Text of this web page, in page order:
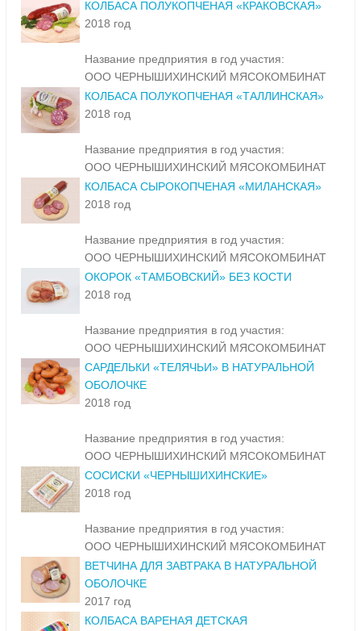
КОЛБАСА ПОЛУКОПЧЕНАЯ «КРАКОВСКАЯ»
2018 год
Название предприятия в год участия:
ООО ЧЕРНЫШИХИНСКИЙ МЯСОКОМБИНАТ
КОЛБАСА ПОЛУКОПЧЕНАЯ «ТАЛЛИНСКАЯ»
2018 год
Название предприятия в год участия:
ООО ЧЕРНЫШИХИНСКИЙ МЯСОКОМБИНАТ
КОЛБАСА СЫРОКОПЧЕНАЯ «МИЛАНСКАЯ»
2018 год
Название предприятия в год участия:
ООО ЧЕРНЫШИХИНСКИЙ МЯСОКОМБИНАТ
ОКОРОК «ТАМБОВСКИЙ» БЕЗ КОСТИ
2018 год
Название предприятия в год участия:
ООО ЧЕРНЫШИХИНСКИЙ МЯСОКОМБИНАТ
САРДЕЛЬКИ «ТЕЛЯЧЬИ» В НАТУРАЛЬНОЙ
ОБОЛОЧКЕ
2018 год
Название предприятия в год участия:
ООО ЧЕРНЫШИХИНСКИЙ МЯСОКОМБИНАТ
СОСИСКИ «ЧЕРНЫШИХИНСКИЕ»
2018 год
Название предприятия в год участия:
ООО ЧЕРНЫШИХИНСКИЙ МЯСОКОМБИНАТ
ВЕТЧИНА ДЛЯ ЗАВТРАКА В НАТУРАЛЬНОЙ
ОБОЛОЧКЕ
2017 год
КОЛБАСА ВАРЕНАЯ ДЕТСКАЯ